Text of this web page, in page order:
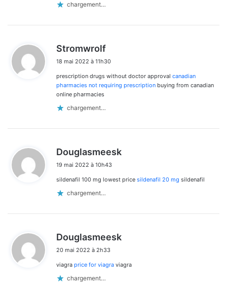
chargement…
Stromwrolf
t
:
18 mai 2022 à 11h30
prescription drugs without doctor approval canadian
pharmacies not requiring prescription buying from canadian
online pharmacies
chargement…
Douglasmeesk
19 mai 2022 à 10h43
sildenafil 100 mg lowest price sildenafil 20 mg sildenafil
chargement…
Douglasmeesk
20 mai 2022 à 2h33
viagra price for viagra viagra
chargement…